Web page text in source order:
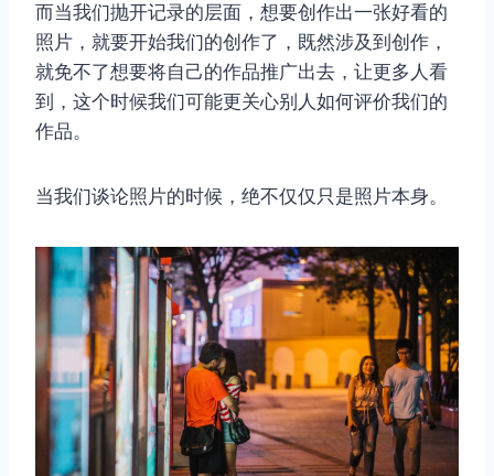
而当我们抛开记录的层面，想要创作出一张好看的
照片，就要开始我们的创作了，既然涉及到创作，
就免不了想要将自己的作品推广出去，让更多人看
到，这个时候我们可能更关心别人如何评价我们的
作品。
当我们谈论照片的时候，绝不仅仅只是照片本身。